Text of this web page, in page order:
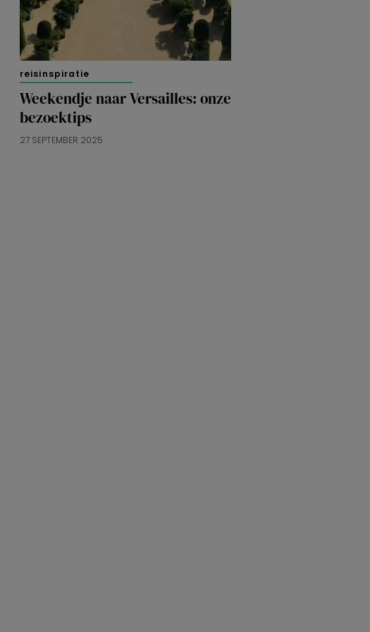
reisinspiratie
Weekendje naar Versailles: onze
bezoektips
27 SEPTEMBER 2025